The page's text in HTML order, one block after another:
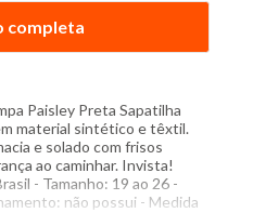
completa
Paisley Preta Sapatilha
material sintético e têxtil.
e solado com frisos
ao caminhar. Invista!
- Tamanho: 19 ao 26 -
não possui - Medida